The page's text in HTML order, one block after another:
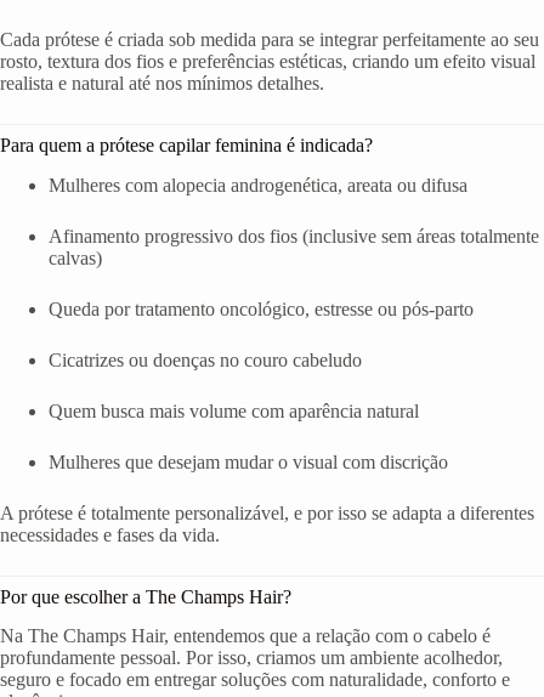
Cada prótese é criada sob medida para se integrar perfeitamente ao seu
rosto, textura dos fios e preferências estéticas, criando um efeito visual
realista e natural até nos mínimos detalhes.
Para quem a prótese capilar feminina é indicada?
Mulheres com alopecia androgenética, areata ou difusa
Afinamento progressivo dos fios (inclusive sem áreas totalmente
calvas)
Queda por tratamento oncológico, estresse ou pós-parto
Cicatrizes ou doenças no couro cabeludo
Quem busca mais volume com aparência natural
Mulheres que desejam mudar o visual com discrição
A prótese é totalmente personalizável, e por isso se adapta a diferentes
necessidades e fases da vida.
Por que escolher a The Champs Hair?
Na The Champs Hair, entendemos que a relação com o cabelo é
profundamente pessoal. Por isso, criamos um ambiente acolhedor,
seguro e focado em entregar soluções com naturalidade, conforto e